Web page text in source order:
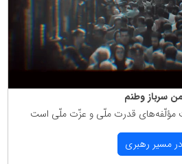
من سرباز وطنم
مؤلّفه‌های قدرت ملّی و عزّت ملّی است
در مسیر رهبری